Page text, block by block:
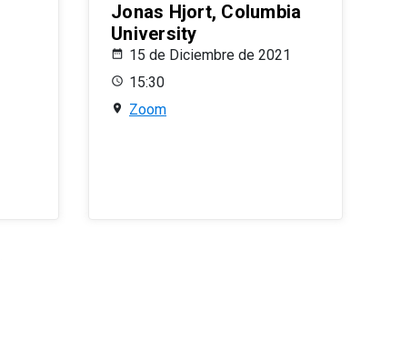
Jonas Hjort, Columbia
University
15 de Diciembre de 2021
15:30
Zoom